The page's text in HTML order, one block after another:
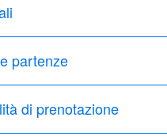
partenze
di prenotazione